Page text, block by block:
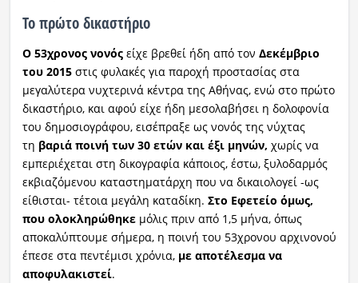
Το πρώτο δικαστήριο
Ο 53χρονος νονόςείχε βρεθεί ήδη από τον Δεκέμβριο
του 2015στις φυλακές για παροχή προστασίας στα
μεγαλύτερα νυχτερινά κέντρα της Αθήνας, ενώ στο πρώτο
δικαστήριο, και αφού είχε ήδη μεσολαβήσει η δολοφονία
του δημοσιογράφου, εισέπραξε ως νονός της νύχτας
τη βαριά ποινή των 30 ετών και έξι μηνών, χωρίς να
εμπεριέχεται στη δικογραφία κάποιος, έστω, ξυλοδαρμός
εκβιαζόμενου καταστηματάρχη που να δικαιολογεί -ως
είθισται- τέτοια μεγάλη καταδίκη. Στο Εφετείο όμως,
που ολοκληρώθηκεμόλις πριν από 1,5 μήνα, όπως
αποκαλύπτουμε σήμερα, η ποινή του 53χρονου αρχινονού
έπεσε στα πεντέμισι χρόνια, με αποτέλεσμα να
αποφυλακιστεί.